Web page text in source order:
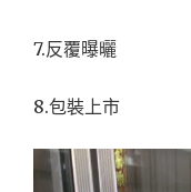
7.反覆曝曬
8.包裝上市